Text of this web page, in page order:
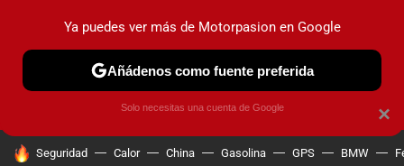
PRUEBAS COCHES ELÉCTRICOS OBSERVATORIO
HOY SE HABLA DE
Seguridad Calor China Gasolina GPS BMW
×
Ya puedes ver más de Motorpasion en Google
Añádenos como fuente preferida
Solo necesitas una cuenta de Google